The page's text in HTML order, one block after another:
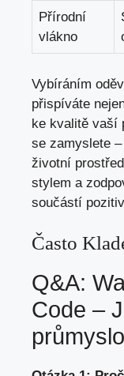
Přírodní
vlákno
Vybíráním
přispíváte
ke kvalitě vaší
se zamyslete
životní
stylem a
součástí
Často
Q&A:
Code –